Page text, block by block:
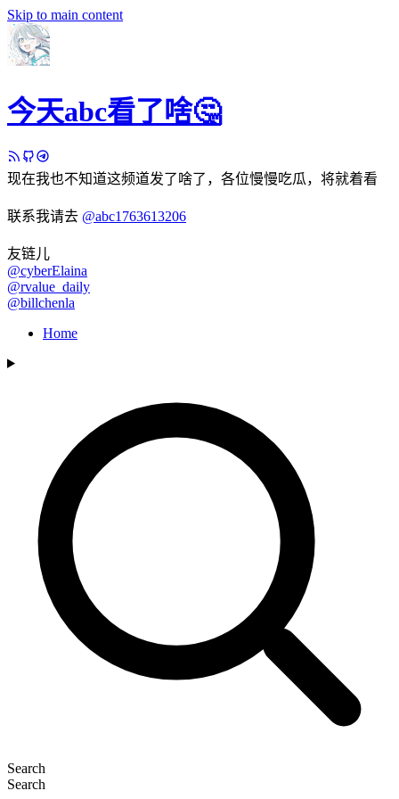
Skip to main content
今天abc看了啥🤔
现在我也不知道这频道发了啥了，各位慢慢吃瓜，将就着看
联系我请去 @abc1763613206
友链儿
@cyberElaina
@rvalue_daily
@billchenla
Home
Search
Search